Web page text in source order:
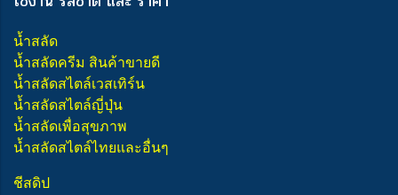
น้ำสลัด
น้ำสลัดครีม สินค้าขายดี
น้ำสลัดสไตล์เวสเทิร์น
น้ำสลัดสไตล์ญี่ปุ่น
น้ำสลัดเพื่อสุขภาพ
น้ำสลัดสไตล์ไทยและอื่นๆ
ชีสดิป